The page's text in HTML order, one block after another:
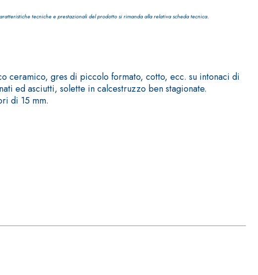
ceramico, gres di piccolo formato, cotto, ecc. su intonaci di
ed asciutti, solette in calcestruzzo ben stagionate.
di 15 mm.
tecniche e prestazionali del prodotto si rimanda alla relativa scheda tecnica.
a base di anidrite e quarzo, ad alta conducibilità
di massetti radianti a basso spessore in